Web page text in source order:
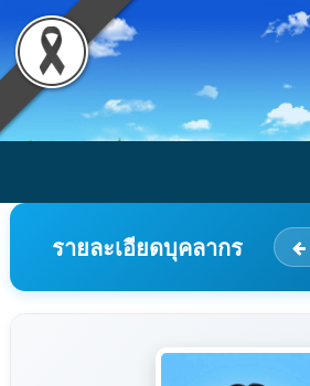
รายละเอียดบุคลากร